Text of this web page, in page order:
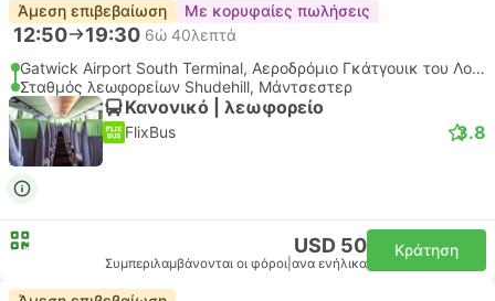
Άμεση επιβεβαίωση Με κορυφαίες πωλήσεις
12:50 19:30 6ώ 40λεπτά
Gatwick Airport South Terminal, Αεροδρόμιο Γκάτγουικ του Λονδίνου
Σταθμός λεωφορείων Shudehill, Μάντσεστερ
Κανονικό | λεωφορείο
FlixBus 3.8
USD 50
Συμπεριλαμβάνονται οι φόροι ανα ενήλικα
Κράτηση